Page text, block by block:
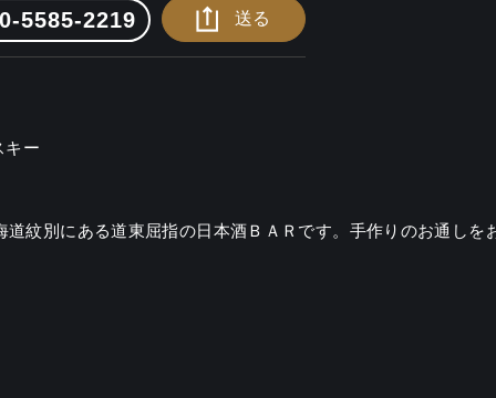
5585-2219 送る
キー
道紋別にある道東屈指の日本酒ＢＡＲです。手作りのお通しを